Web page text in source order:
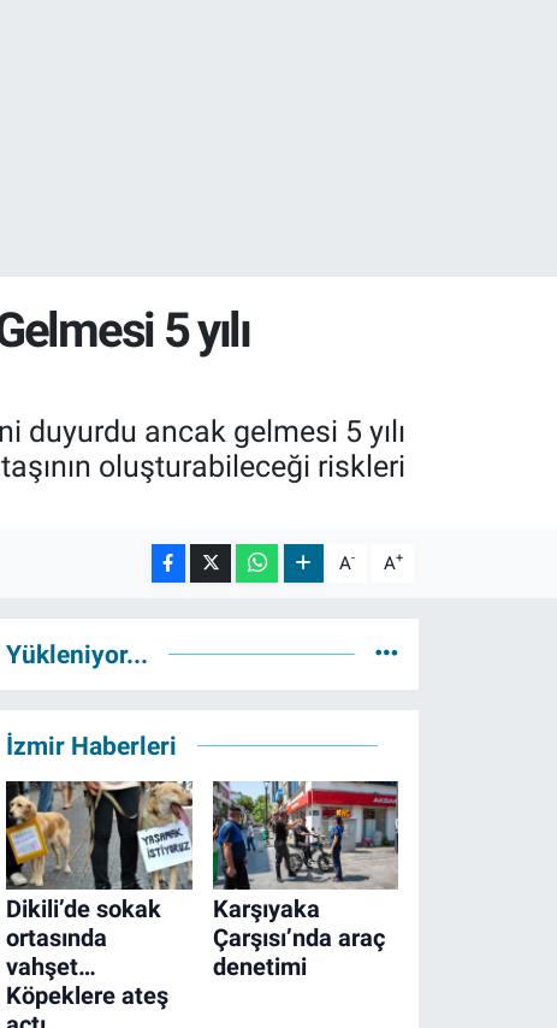
5 yılı
duyurdu ancak gelmesi 5 yılı
oluşturabileceği riskleri
A- A+
Yükleniyor...
İzmir Haberleri
Dikili’de sokak
ortasında
vahşet…
Köpeklere ateş
Karşıyaka
Çarşısı’nda araç
denetimi